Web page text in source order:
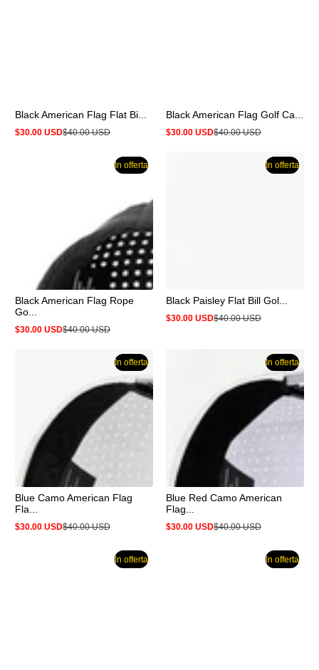
Black American Flag Flat Bi...
Prezzo
$30.00 USD
Prezzo
$40.00 USD
Black American Flag Golf Ca...
Prezzo
$30.00 USD
Prezzo
$40.00 USD
In offerta
Black American Flag Rope
Go...
Prezzo
$30.00 USD
Prezzo
$40.00 USD
In offerta
Black Paisley Flat Bill Gol...
Prezzo
$30.00 USD
Prezzo
$40.00 USD
In offerta
Blue Camo American Flag
Fla...
Prezzo
$30.00 USD
Prezzo
$40.00 USD
In offerta
Blue Red Camo American
Flag...
Prezzo
$30.00 USD
Prezzo
$40.00 USD
In offerta In offerta